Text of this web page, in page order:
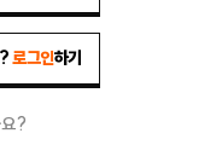
로그인하기
?